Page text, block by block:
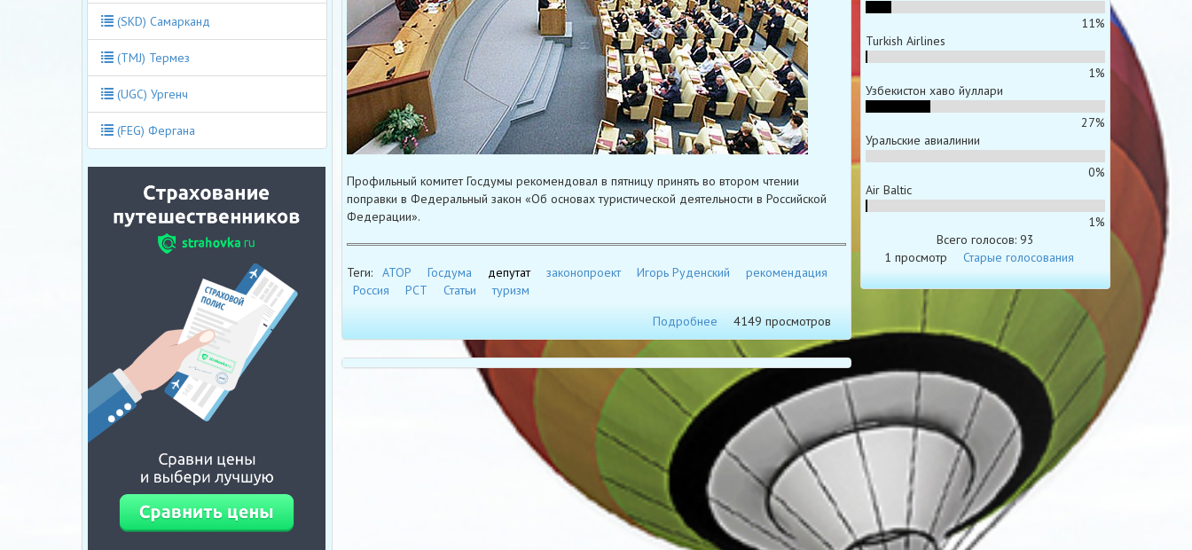
Профильный комитет Госдумы рекомендовал в пятницу принять во втором чтении
поправки в Федеральный закон «Об основах туристической деятельности в Российской
Федерации».
Теги: АТОР Госдума депутат законопроект Игорь Руденский
рекомендация
Россия
РСТ Статьи
туризм
Подробнее
4149 просмотров
(SKD) Самарканд
(TMJ) Термез
(UGC) Ургенч
(FEG) Фергана
11%
Turkish Airlines
1%
Узбекистон хаво йуллари
27%
Уральские авиалинии
0%
Air Baltic
1%
Всего голосов: 93
1 просмотр
Старые голосования